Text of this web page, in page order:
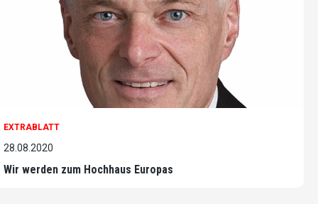
EXTRABLATT
28.08.2020
Wir werden zum Hochhaus Europas